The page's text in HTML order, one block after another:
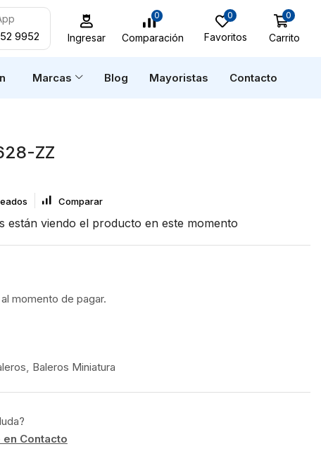
9952 Ingresar
0
Comparación
0
Favoritos
0
Carrito
Marcas Blog Mayoristas Contacto
ZZ
Comparar
están viendo el producto en este momento
momento de pagar.
, Baleros Miniatura
en Contacto